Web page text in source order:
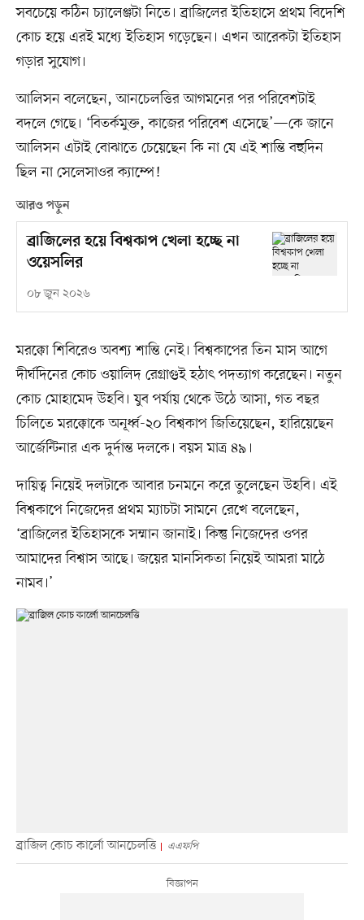
সবচেয়ে কঠিন চ্যালেঞ্জটা নিতে। ব্রাজিলের ইতিহাসে প্রথম বিদেশি
কোচ হয়ে এরই মধ্যে ইতিহাস গড়েছেন। এখন আরেকটা ইতিহাস
গড়ার সুযোগ।
আলিসন বলেছেন, আনচেলত্তির আগমনের পর পরিবেশটাই
বদলে গেছে। ‘বিতর্কমুক্ত, কাজের পরিবেশ এসেছে’—কে জানে
আলিসন এটাই বোঝাতে চেয়েছেন কি না যে এই শান্তি বহুদিন
ছিল না সেলেসাওর ক্যাম্পে!
আরও পড়ুন
ব্রাজিলের হয়ে বিশ্বকাপ খেলা হচ্ছে না
ওয়েসলির
০৮ জুন ২০২৬
মরক্কো শিবিরেও অবশ্য শান্তি নেই। বিশ্বকাপের তিন মাস আগে
দীর্ঘদিনের কোচ ওয়ালিদ রেগ্রাগুই হঠাৎ পদত্যাগ করেছেন। নতুন
কোচ মোহামেদ উহবি। যুব পর্যায় থেকে উঠে আসা, গত বছর
চিলিতে মরক্কোকে অনূর্ধ্ব-২০ বিশ্বকাপ জিতিয়েছেন, হারিয়েছেন
আর্জেন্টিনার এক দুর্দান্ত দলকে। বয়স মাত্র ৪৯।
দায়িত্ব নিয়েই দলটাকে আবার চনমনে করে তুলেছেন উহবি। এই
বিশ্বকাপে নিজেদের প্রথম ম্যাচটা সামনে রেখে বলেছেন,
‘ব্রাজিলের ইতিহাসকে সম্মান জানাই। কিন্তু নিজেদের ওপর
আমাদের বিশ্বাস আছে। জয়ের মানসিকতা নিয়েই আমরা মাঠে
নামব।’
ব্রাজিল কোচ কার্লো আনচেলত্তি এএফপি